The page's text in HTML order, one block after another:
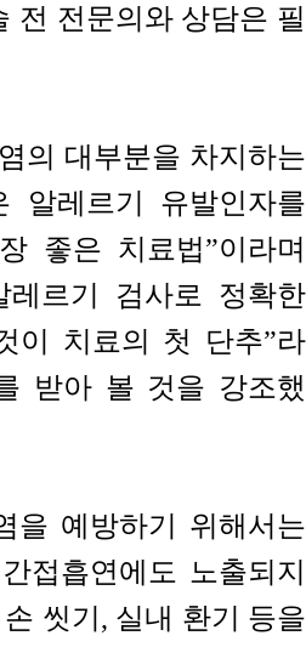
전 전문의와 상담은 필
의 대부분을 차지하는
알레르기 유발인자를
좋은 치료법”이라며
레르기 검사로 정확한
이 치료의 첫 단추”라
받아 볼 것을 강조했
을 예방하기 위해서는
접흡연에도 노출되지
씻기, 실내 환기 등을